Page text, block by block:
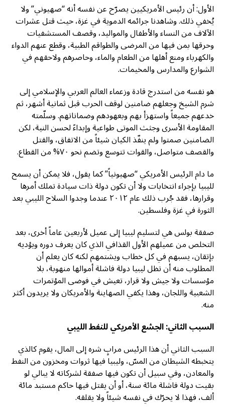
الأول: أن رئيس الأمريكيين يصرّح عن نفسه أنه “صهيوني” ولا
يُخفي ذلك. وشاهدنا جرائمه الدموية في غزة، حيث قتل عشرات
الآلاف من النساء والأطفال والمواليد، وقصف المستشفيات
وحرقها بمن فيها من المرضى والطواقم الطبية، وقطع عنهم الدواء
والكهرباء ومنع أهلها من الطعام والماء، وحاصرهم ولاحقهم في
الشوارع والمدارس والمخيمات.
هو نفسه من استدرج قادة وزعماء العالم العربي والإسلامي إلى
شرم الشيخ وجعلهم ضامنين لوقف الحرب قبل ثمانية أشهر، ثم
خدعهم جميعاً واستهزأ بهم وبعهودهم وضماناتهم. وسلّمته
المقاومة الأسرى وجثث الموتى طواعية وإبداءً لحسن النية، لكن
الضامنين صمتوا ولم ينفّذ الكيان شيئاً من الاتفاق، والقتل
والقصف متواصل، والقوات تتوسع وتضم نحو ٧٠% من القطاع.
ما دام الرئيس الأمريكي “صهيونياً” كما يقول، فلا يمكن أن يسمح
لليبيا بإجراء انتخابات ولا أن تكون دولة ذات سيادة تملك أمرها
وقرارها، فقد جُرب ذلك عام ٢٠١٢ عندما وجدوا السلاح الليبي بعد
الثورة في غزة وفلسطين.
صفقة بولس هي لتسليم ليبيا إلى عميل لأربعين عاماً أخرى، بعد
التخلص من عميلهم الأول القذافي الذي كان يعرف دوره ويؤديه
بإتقان، يسبهم في كل خطاب ويشتمهم لكنه كان يعلم أن
المطلوب منه أن تظل ليبيا دولة فاشلة أموالها منهوبة، بلا
مؤسسات ولا جيش ولا قرار، تعيش في فوضى المؤتمرات
الشعبية واللجان، وهذا يكفي الصهاينة والأمريكان ولا يريدون أكثر
منه.
السبب الثاني: الجشع الأمريكي للنفط الليبي
السبب الثاني أن هذا الرئيس مرابٍ شره إلى المال، يقوم كالذي
يتخبطه الشيطان من المسّ، وليبيا فيها ثروات ومخزون من النفط
والمعادن، وفي سبيل أن تكون فيها صفقة لشركاته لا يبالي لو
بقيت دولة فاشلة مائة سنة، أو أن يقتل فيها حاكم مستبد مائة
ألف، فهذا لا يحرّك في نفسه شيئاً ولا يقلقه.